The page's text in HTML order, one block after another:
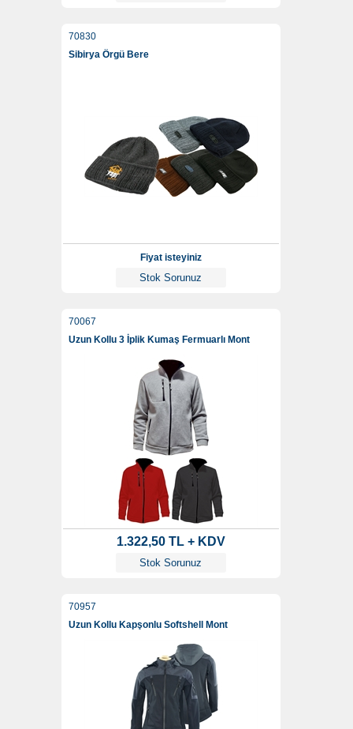
70830
Sibirya Örgü Bere
Fiyat isteyiniz
Stok Sorunuz
70067
Uzun Kollu 3 İplik Kumaş Fermuarlı Mont
1.322,50 TL + KDV
Stok Sorunuz
70957
Uzun Kollu Kapşonlu Softshell Mont